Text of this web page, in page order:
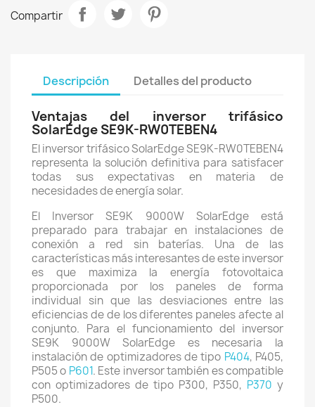
Compartir
Descripción Detalles del producto
Ventajas del inversor trifásico
SolarEdge SE9K-RW0TEBEN4
El inversor trifásico SolarEdge SE9K-RW0TEBEN4
representa la solución definitiva para satisfacer
todas sus expectativas en materia de
necesidades de energía solar.
El Inversor SE9K 9000W SolarEdge está
preparado para trabajar en instalaciones de
conexión a red sin baterías. Una de las
características más interesantes de este inversor
es que maximiza la energía fotovoltaica
proporcionada por los paneles de forma
individual sin que las desviaciones entre las
eficiencias de de los diferentes paneles afecte al
conjunto. Para el funcionamiento del inversor
SE9K 9000W SolarEdge es necesaria la
instalación de optimizadores de tipo P404, P405,
P505 o P601. Este inversor también es compatible
con optimizadores de tipo P300, P350, P370 y
P500.